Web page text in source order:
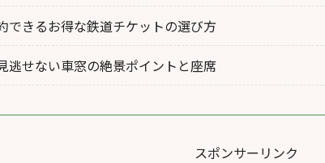
できるお得な鉄道チケットの選び方
逃せない車窓の絶景ポイントと座席
スポンサーリンク